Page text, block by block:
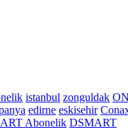
istanbul zonguldak
edirne eskisehir
Abonelik DSMART